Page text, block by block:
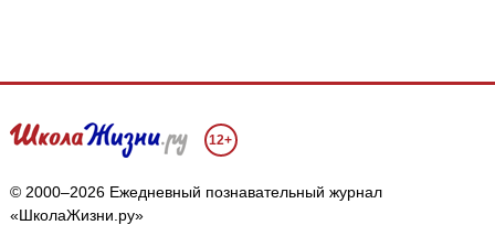
12+
© 2000–2026 Ежедневный познавательный журнал
«ШколаЖизни.ру»